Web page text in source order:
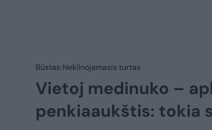
Būstas Nekilnojamasis turtas
Vietoj medinuko –
penkiaaukštis: tokia